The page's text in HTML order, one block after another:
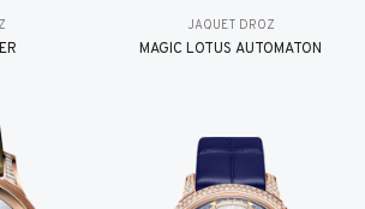
JAQUET DROZ
MAGIC LOTUS AUTOMATON